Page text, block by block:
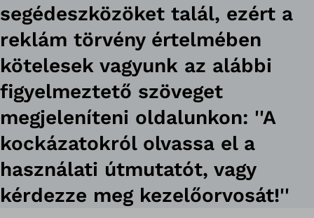
segédeszközöket talál, ezért a
reklám törvény értelmében
kötelesek vagyunk az alábbi
figyelmeztető szöveget
megjeleníteni oldalunkon: ''A
kockázatokról olvassa el a
használati útmutatót, vagy
kérdezze meg kezelőorvosát!''